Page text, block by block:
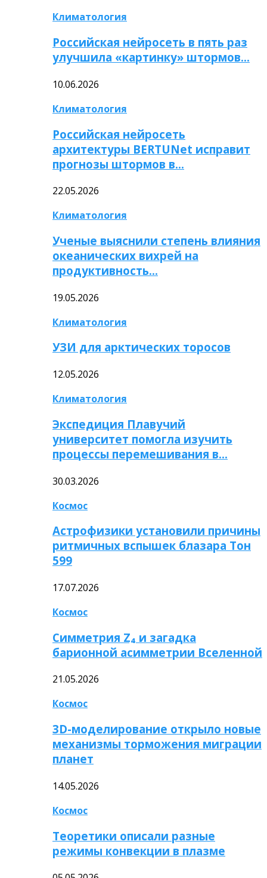
Климатология
Российская нейросеть в пять раз
улучшила «картинку» штормов…
10.06.2026
Климатология
Российская нейросеть
архитектуры BERTUNet исправит
прогнозы штормов в…
22.05.2026
Климатология
Ученые выяснили степень влияния
океанических вихрей на
продуктивность…
19.05.2026
Климатология
УЗИ для арктических торосов
12.05.2026
Климатология
Экспедиция Плавучий
университет помогла изучить
процессы перемешивания в…
30.03.2026
Космос
Астрофизики установили причины
ритмичных вспышек блазара Тон
599
17.07.2026
Космос
Симметрия Z₄ и загадка
барионной асимметрии Вселенной
21.05.2026
Космос
3D-моделирование открыло новые
механизмы торможения миграции
планет
14.05.2026
Космос
Теоретики описали разные
режимы конвекции в плазме